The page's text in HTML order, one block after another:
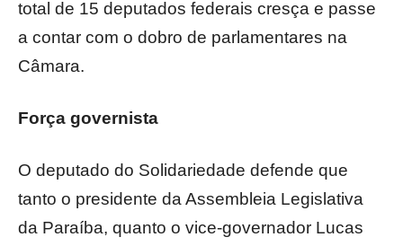
total de 15 deputados federais cresça e passe
a contar com o dobro de parlamentares na
Câmara.
Força governista
O deputado do Solidariedade defende que
tanto o presidente da Assembleia Legislativa
da Paraíba, quanto o vice-governador Lucas